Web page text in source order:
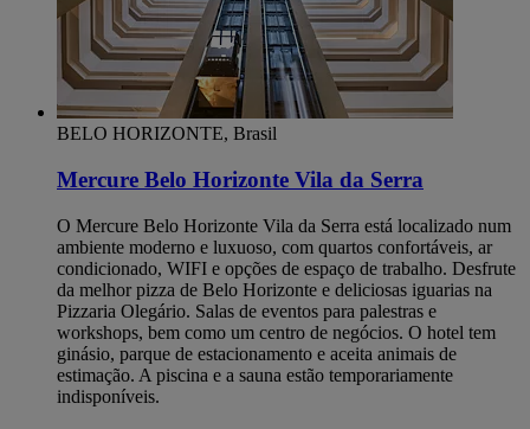
BELO HORIZONTE, Brasil
Mercure Belo Horizonte Vila da Serra
O Mercure Belo Horizonte Vila da Serra está localizado num
ambiente moderno e luxuoso, com quartos confortáveis, ar
condicionado, WIFI e opções de espaço de trabalho. Desfrute
da melhor pizza de Belo Horizonte e deliciosas iguarias na
Pizzaria Olegário. Salas de eventos para palestras e
workshops, bem como um centro de negócios. O hotel tem
ginásio, parque de estacionamento e aceita animais de
estimação. A piscina e a sauna estão temporariamente
indisponíveis.